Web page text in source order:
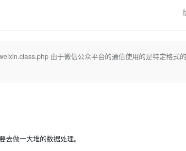
由于微信公众平台的通信使用的是特定格式
做一大堆的数据处理。
Kimi 最新旗舰模型，长程编程与推理利器 让文字生成流
Qoder 短信服务
Claude Code + GStack 打造工程团队 低代码高效构
创新
千问办公，限时限量积分加倍 NEW
从图文生成
AI 建站
发票查验
ERP
全能环境
数据库合作
Salesforce
计划
金融模力时刻